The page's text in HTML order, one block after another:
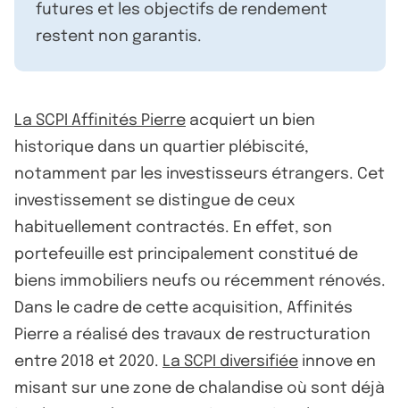
futures et les objectifs de rendement
restent non garantis.
La SCPI Affinités Pierre acquiert un bien
historique dans un quartier plébiscité,
notamment par les investisseurs étrangers. Cet
investissement se distingue de ceux
habituellement contractés. En effet, son
portefeuille est principalement constitué de
biens immobiliers neufs ou récemment rénovés.
Dans le cadre de cette acquisition, Affinités
Pierre a réalisé des travaux de restructuration
entre 2018 et 2020. La SCPI diversifiée innove en
misant sur une zone de chalandise où sont déjà